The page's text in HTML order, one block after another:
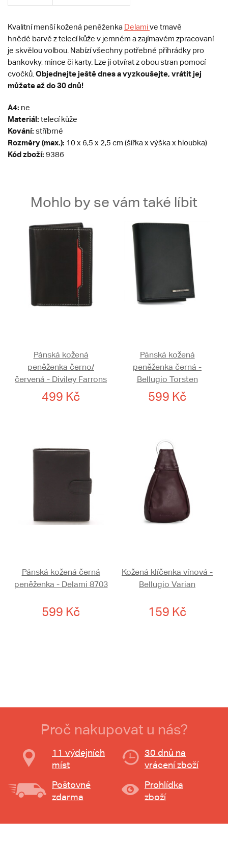
Kvalitní menší kožená peněženka Delamive tmavě
hnědé barvě z telecí kůže v jemném a zajímavém zpracovaní
je skvělou volbou. Nabízí všechny potřebné přihrádky pro
bankovky, mince či karty. Lze ji otvírat z obou stran pomocí
cvočků. Objednejte ještě dnes a vyzkoušejte, vrátit jej
můžete až do 30 dnů!
A4: ne
Materiál: telecí kůže
Kování: stříbrné
Rozměry (max.): 10 x 6,5 x 2,5 cm (šířka x výška x hloubka)
Kód zboží: 9386
Mohlo by se vám také líbit
Pánská kožená
peněženka černo/
červená - Diviley Farrons
499 Kč
Pánská kožená
peněženka černá -
Bellugio Torsten
599 Kč
Pánská kožená černá
peněženka - Delami 8703
599 Kč
Kožená klíčenka vínová -
Bellugio Varian
159 Kč
Proč nakupovat u nás?
11 výdejních
míst
30 dnů na
vrácení zboží
Poštovné
zdarma
Prohlídka
zboží